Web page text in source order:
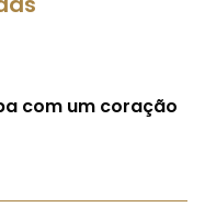
com um coração